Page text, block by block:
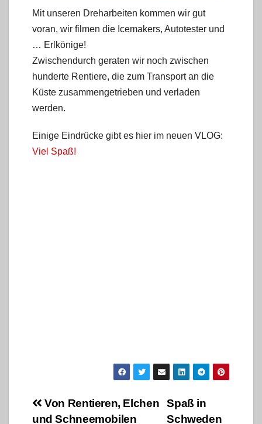
Mit unseren Dreharbeiten kommen wir gut
voran, wir filmen die Icemakers, Autotester und
… Erlkönige!
Zwischendurch geraten wir noch zwischen
hunderte Rentiere, die zum Transport an die
Küste zusammengetrieben und verladen
werden.
Einige Eindrücke gibt es hier im neuen VLOG:
Viel Spaß!
Beitragsnavigation
Spaß in
Schweden
Von Rentieren, Elchen
und Schneemobilen